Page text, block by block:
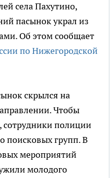
села Пахутино,
пасынок украл из
Об этом сообщает
по Нижегородской
скрылся на
Чтобы
полиции
поисковых групп. В
мероприятий
молодого